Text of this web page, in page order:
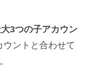
3つの子アカウン
ントと合わせて